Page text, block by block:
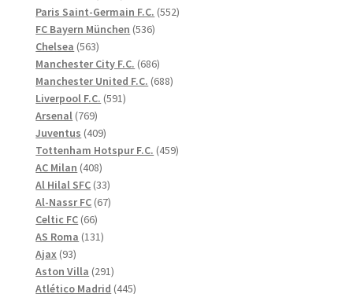
produkter
Paris Saint-Germain F.C. 552552
FC Bayern München 536536
Chelsea 563563
produkter
Manchester City F.C. 686686
produkter
Manchester United F.C. 688688
Liverpool F.C. 591591
Arsenal 769769
produkter
Juventus 409409
produkter
Tottenham Hotspur F.C. 459459
AC Milan 408408
produkter
Al Hilal SFC 3333
produkter
Al-Nassr FC 6767
Celtic FC 6666
produkter
AS Roma 131131
Ajax 9393
produkter
Aston Villa 291291
produkter
Atlético Madrid 445445